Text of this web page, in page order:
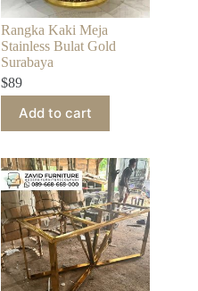
Rangka Kaki Meja
Stainless Bulat Gold
Surabaya
$89
Add to cart